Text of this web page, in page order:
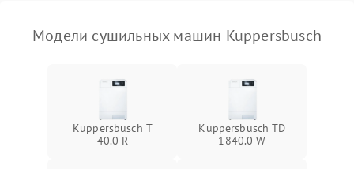
Модели сушильных машин Kuppersbusch
Kuppersbusch T
40.0 R
Kuppersbusch TD
1840.0 W